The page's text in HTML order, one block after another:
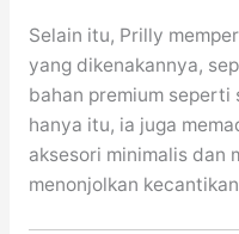
Selain itu, Prilly
yang dikenakannya,
bahan premium seperti
hanya itu, ia juga
aksesori minimalis dan
menonjolkan